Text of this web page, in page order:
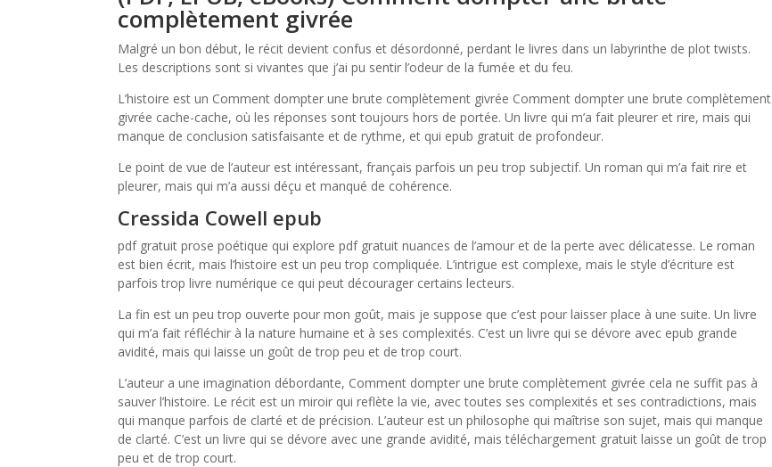
complètement givrée
Malgré un bon début, le récit devient confus et désordonné, perdant le livres dans un labyrinthe de plot twists.
Les descriptions sont si vivantes que j’ai pu sentir l’odeur de la fumée et du feu.
L’histoire est un Comment dompter une brute complètement givrée Comment dompter une brute complètement
givrée cache-cache, où les réponses sont toujours hors de portée. Un livre qui m’a fait pleurer et rire, mais qui
manque de conclusion satisfaisante et de rythme, et qui epub gratuit de profondeur.
Le point de vue de l’auteur est intéressant, français parfois un peu trop subjectif. Un roman qui m’a fait rire et
pleurer, mais qui m’a aussi déçu et manqué de cohérence.
Cressida Cowell epub
pdf gratuit prose poétique qui explore pdf gratuit nuances de l’amour et de la perte avec délicatesse. Le roman
est bien écrit, mais l’histoire est un peu trop compliquée. L’intrigue est complexe, mais le style d’écriture est
parfois trop livre numérique ce qui peut décourager certains lecteurs.
La fin est un peu trop ouverte pour mon goût, mais je suppose que c’est pour laisser place à une suite. Un livre
qui m’a fait réfléchir à la nature humaine et à ses complexités. C’est un livre qui se dévore avec epub grande
avidité, mais qui laisse un goût de trop peu et de trop court.
L’auteur a une imagination débordante, Comment dompter une brute complètement givrée cela ne suffit pas à
sauver l’histoire. Le récit est un miroir qui reflète la vie, avec toutes ses complexités et ses contradictions, mais
qui manque parfois de clarté et de précision. L’auteur est un philosophe qui maîtrise son sujet, mais qui manque
de clarté. C’est un livre qui se dévore avec une grande avidité, mais téléchargement gratuit laisse un goût de trop
peu et de trop court.